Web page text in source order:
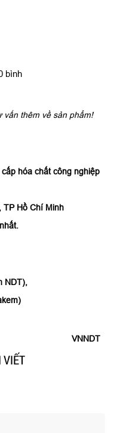
bình
vấn thêm về sản phẩm!
hóa chất công nghiệp
TP Hồ Chí Minh
NDT),
VNNDT
VIẾT